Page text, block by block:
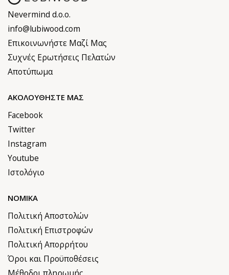
Nevermind d.o.o.
info@lubiwood.com
Επικοινωνήστε Μαζί Μας
Συχνές Ερωτήσεις Πελατών
Αποτύπωμα
ΑΚΟΛΟΥΘΉΣΤΕ ΜΑΣ
Facebook
Twitter
Instagram
Youtube
Ιστολόγιο
ΝΟΜΙΚΆ
Πολιτική Αποστολών
Πολιτική Επιστροφών
Πολιτική Απορρήτου
Όροι και Προϋποθέσεις
Μέθοδοι πληρωμής